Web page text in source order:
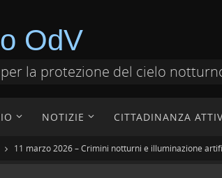
OdV
la protezione del cielo
NOTIZIE CITTADINANZA
11 marzo 2026 – Crimini notturni e illuminazione